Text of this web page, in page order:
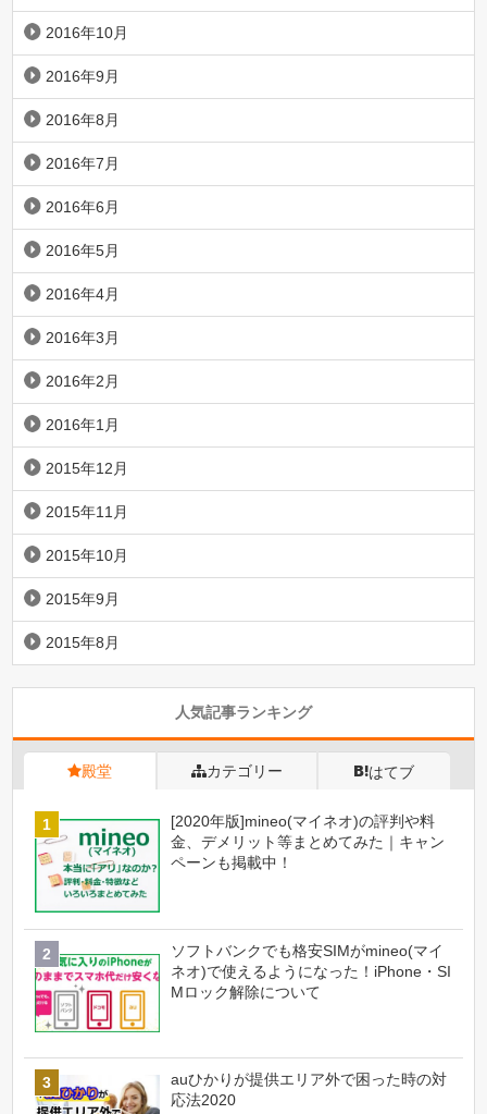
2016年10月
2016年9月
2016年8月
2016年7月
2016年6月
2016年5月
2016年4月
2016年3月
2016年2月
2016年1月
2015年12月
2015年11月
2015年10月
2015年9月
2015年8月
人気記事ランキング
殿堂 カテゴリー はてブ
[2020年版]mineo(マイネオ)の評判や料
金、デメリット等まとめてみた｜キャン
ペーンも掲載中！
ソフトバンクでも格安SIMがmineo(マイ
ネオ)で使えるようになった！iPhone・SI
Mロック解除について
auひかりが提供エリア外で困った時の対
応法2020